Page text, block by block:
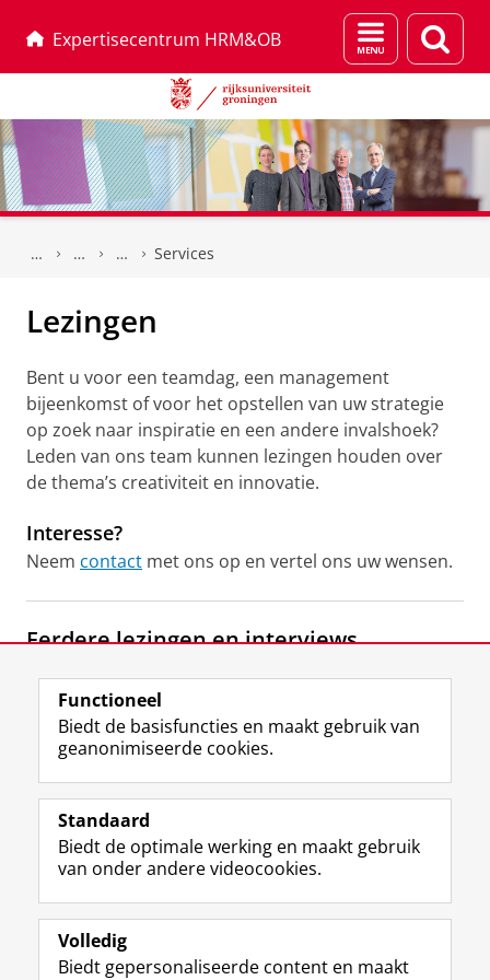
Expertisecentrum HRM&OB
Menu
en
Services
Lezingen
Bent u voor een teamdag, een management
bijeenkomst of voor het opstellen van uw strategie
op zoek naar inspiratie en een andere invalshoek?
Leden van ons team kunnen lezingen houden over
de thema’s creativiteit en innovatie.
Interesse?
Neem contact met ons op en vertel ons uw wensen.
Eerdere lezingen en interviews
Ordina Open Innovatiedagen Noord.
Groningen (januari 2017)
Innoveren zonder handleiding.
Kenniscafé Studium
Generale Groningen (november 2016)
Leren door samenwerken.Kenniscafé Studium
Generale (2015)
Groepscreativiteit.Studium Generale (2013)
Laatst gewijzigd: 21 april 2026 14:11
View this page in: English
Functioneel
Biedt de basisfuncties en maakt gebruik van
geanonimiseerde cookies.
Standaard
Biedt de optimale werking en maakt gebruik
van onder andere videocookies.
Volledig
Biedt gepersonaliseerde content en maakt